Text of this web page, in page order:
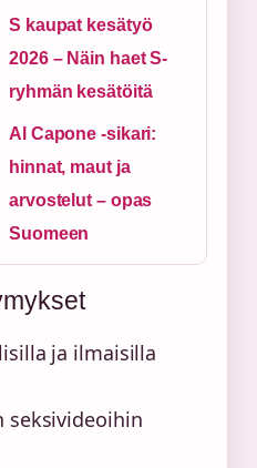
S kaupat kesätyö
2026 – Näin haet S-
ryhmän kesätöitä
Al Capone -sikari:
hinnat, maut ja
arvostelut – opas
Suomeen
ja ilmaisilla
seksivideoihin